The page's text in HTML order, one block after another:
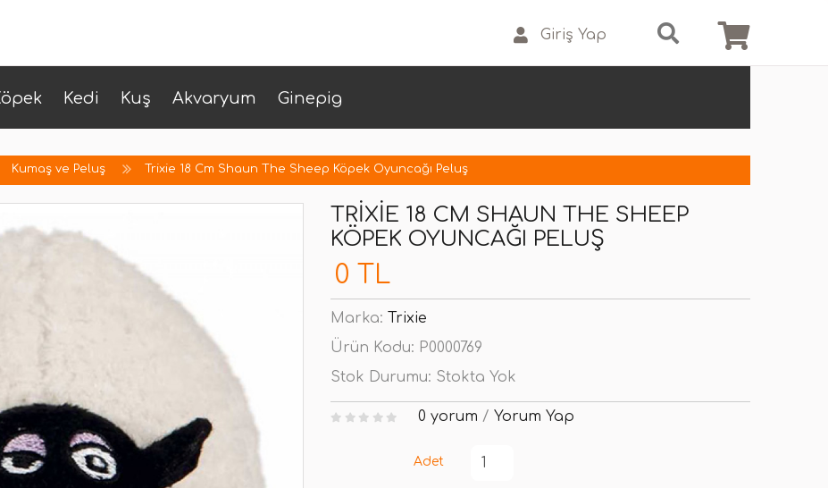
Giriş Yap
Kedi Kuş Akvaryum Ginepig
Kumaş ve Peluş Trixie 18 Cm Shaun The Sheep Köpek Oyuncağı Peluş
TRIXIE 18 CM SHAUN THE SHEEP
KÖPEK OYUNCAĞI PELUŞ
0 TL
Marka: Trixie
Ürün Kodu: P0000769
Stok Durumu: Stokta Yok
0 yorum / Yorum Yap
Adet